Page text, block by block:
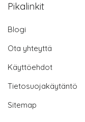
Pikalinkit
Blogi
Ota yhteyttä
Käyttöehdot
Tietosuojakäytäntö
Sitemap